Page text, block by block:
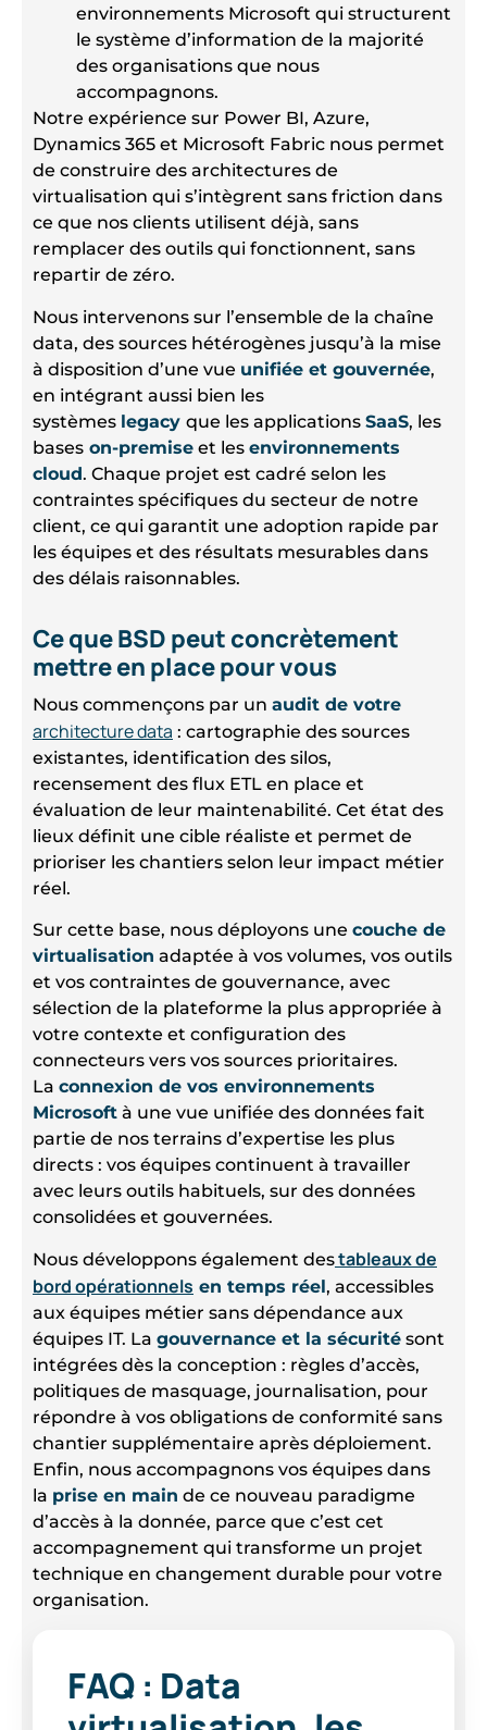
environnements Microsoft qui structurent
le système d’information de la majorité
des organisations que nous
accompagnons.
Notre expérience sur Power BI, Azure,
Dynamics 365 et Microsoft Fabric nous permet
de construire des architectures de
virtualisation qui s’intègrent sans friction dans
ce que nos clients utilisent déjà, sans
remplacer des outils qui fonctionnent, sans
repartir de zéro.
Nous intervenons sur l’ensemble de la chaîne
data, des sources hétérogènes jusqu’à la mise
à disposition d’une vue unifiée et gouvernée,
en intégrant aussi bien les
systèmes legacy que les applications SaaS, les
bases on-premise et les environnements
cloud. Chaque projet est cadré selon les
contraintes spécifiques du secteur de notre
client, ce qui garantit une adoption rapide par
les équipes et des résultats mesurables dans
des délais raisonnables.
Ce que BSD peut concrètement
mettre en place pour vous
Nous commençons par un audit de votre
architecture data : cartographie des sources
existantes, identification des silos,
recensement des flux ETL en place et
évaluation de leur maintenabilité. Cet état des
lieux définit une cible réaliste et permet de
prioriser les chantiers selon leur impact métier
réel.
Sur cette base, nous déployons une couche de
virtualisation adaptée à vos volumes, vos outils
et vos contraintes de gouvernance, avec
sélection de la plateforme la plus appropriée à
votre contexte et configuration des
connecteurs vers vos sources prioritaires.
La connexion de vos environnements
Microsoft à une vue unifiée des données fait
partie de nos terrains d’expertise les plus
directs : vos équipes continuent à travailler
avec leurs outils habituels, sur des données
consolidées et gouvernées.
Nous développons également destableaux de
bord opérationnels en temps réel, accessibles
aux équipes métier sans dépendance aux
équipes IT. La gouvernance et la sécurité sont
intégrées dès la conception : règles d’accès,
politiques de masquage, journalisation, pour
répondre à vos obligations de conformité sans
chantier supplémentaire après déploiement.
Enfin, nous accompagnons vos équipes dans
la prise en main de ce nouveau paradigme
d’accès à la donnée, parce que c’est cet
accompagnement qui transforme un projet
technique en changement durable pour votre
organisation.
FAQ : Data